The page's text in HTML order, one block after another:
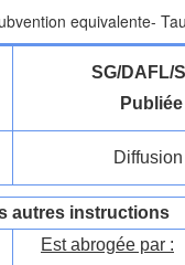
equivalente-
SG/DAFL/
autres instructions
Est abrogée par :